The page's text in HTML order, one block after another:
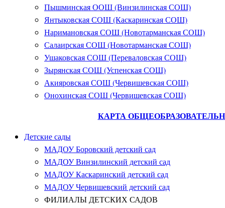
Пышминская ООШ (Винзилинская СОШ)
Янтыковская СОШ (Каскаринская СОШ)
Наримановская СОШ (Новотарманская СОШ)
Салаирская СОШ (Новотарманская СОШ)
Ушаковская СОШ (Переваловская СОШ)
Зырянская СОШ (Успенская СОШ)
Акияровская СОШ (Червишевская СОШ)
Онохинская СОШ (Червишевская СОШ)
КАРТА
Детские сады
МАДОУ Боровский детский сад
МАДОУ Винзилинский детский сад
МАДОУ Каскаринский детский сад
МАДОУ Червишевский детский сад
ФИЛИАЛЫ ДЕТСКИХ САДОВ